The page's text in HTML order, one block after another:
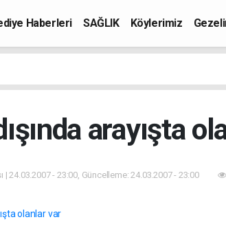
Haberleri SAĞLIK Köylerimiz
arayışta
| 24.03.2007 - 23:00, Güncelleme: 24.03.2007 - 23:00